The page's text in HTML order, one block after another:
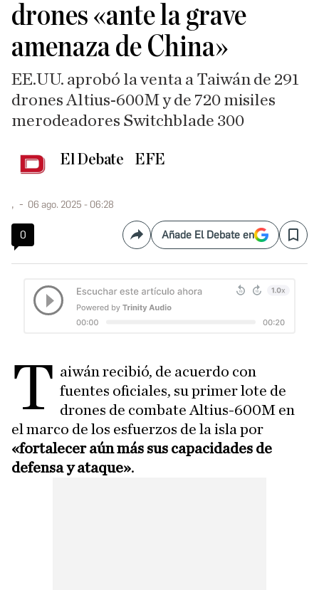
drones «ante la grave
amenaza de China»
EE.UU. aprobó la venta a Taiwán de 291
drones Altius-600M y de 720 misiles
merodeadores Switchblade 300
El Debate EFE
, 06 ago. 2025 - 06:28
0 CompartirAñade El Debate en Save
T aiwán recibió, de acuerdo con
fuentes oficiales, su primer lote de
drones de combate Altius-600M en
el marco de los esfuerzos de la isla por
«fortalecer aún más sus capacidades de
defensa y ataque».